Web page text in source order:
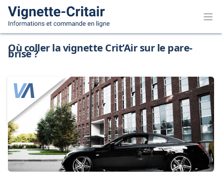
Où coller la vignette Crit’Air sur le pare-
brise ?